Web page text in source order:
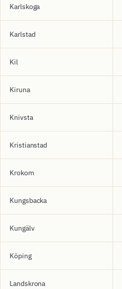
Karlskoga
Karlstad
Kil
Kiruna
Knivsta
Kristianstad
Krokom
Kungsbacka
Kungälv
Köping
Landskrona